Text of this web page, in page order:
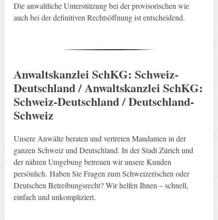
Die anwaltliche Unterstützung bei der provisorischen wie
auch bei der definitiven Rechtsöffnung ist entscheidend.
Anwaltskanzlei SchKG: Schweiz-
Deutschland / Anwaltskanzlei SchKG:
Schweiz-Deutschland / Deutschland-
Schweiz
Unsere Anwälte beraten und vertreten Mandanten in der
ganzen Schweiz und Deutschland. In der Stadt Zürich und
der nähren Umgebung betreuen wir unsere Kunden
persönlich. Haben Sie Fragen zum Schweizerischen oder
Deutschen Betreibungsrecht? Wir helfen Ihnen – schnell,
einfach und unkompliziert.